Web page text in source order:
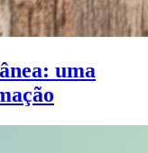
uma